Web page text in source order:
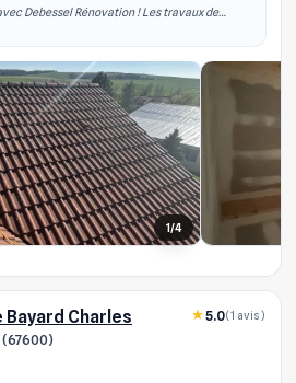
Debessel Rénovation ! Les travaux de
réalisés rapidement, dans les délais
1/4
Charles
(67600)
5.0(1 avis)